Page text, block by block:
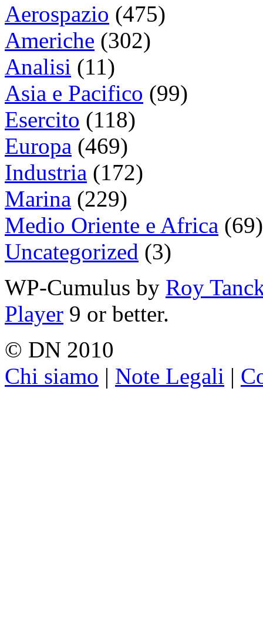
Aerospazio (475)
Americhe (302)
Analisi (11)
Asia e Pacifico (99)
Esercito (118)
Europa (469)
Industria (172)
Marina (229)
Medio Oriente e Africa (69)
Uncategorized (3)
WP-Cumulus by Roy
Player 9 or better.
© DN 2010
Chi siamo | Note Legali |